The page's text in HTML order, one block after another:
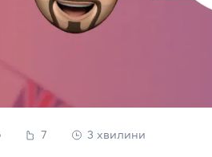
7 3 хвилини